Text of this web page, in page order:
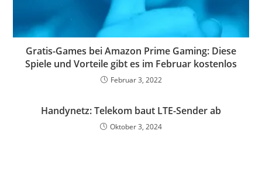
Gratis-Games bei Amazon Prime Gaming: Diese
Spiele und Vorteile gibt es im Februar kostenlos
Februar 3, 2022
Handynetz: Telekom baut LTE-Sender ab
Oktober 3, 2024